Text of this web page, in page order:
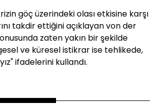
göç üzerindeki olası etkisine karşı
takdir ettiğini açıklayan von der
zaten yakın bir şekilde
ve küresel istikrar ise tehlikede,
ifadelerini kullandı.